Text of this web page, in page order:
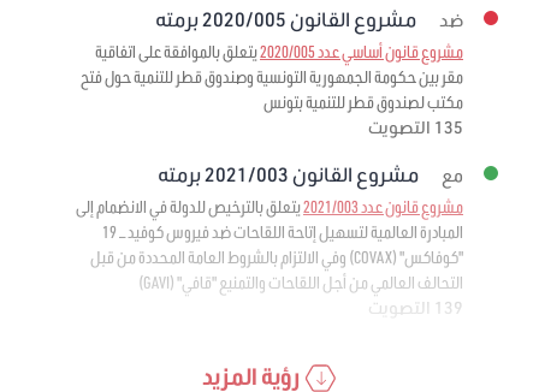
ضد مشروع القانون 2020/005 برمته
مشروع قانون أساسي عدد 2020/005
يتعلق بالموافقة على اتفاقية
مقر بين حكومة الجمهورية التونسية وصندوق قطر للتنمية حول فتح
مكتب لصندوق قطر للتنمية بتونس
135 التصويت
مع مشروع القانون 2021/003 برمته
مشروع قانون عدد 2021/003
يتعلق بالترخيص للدولة في الانضمام إلى
المبادرة العالمية لتسهيل إتاحة اللقاحات ضد فيروس كوفيد – 19
"كوفاكس" (COVAX) وفي الالتزام بالشروط العامة المحددة من قبل
التحالف العالمي من أجل اللقاحات والتمنيع "قافي" (GAVI)
139 التصويت
رؤية المزيد